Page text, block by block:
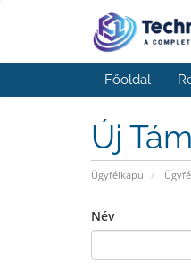
Főoldal
Új
Ügyfélkapu
Név